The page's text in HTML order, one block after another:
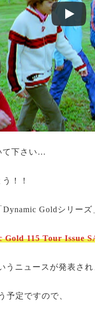
て下さい…
！！
Goldシリーズ
Gold 115 Tour Issue
うニュースが発表され
予定ですので、